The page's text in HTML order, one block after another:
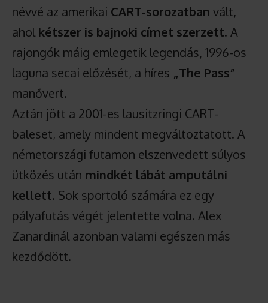
névvé az amerikai CART-sorozatban vált,
ahol kétszer is bajnoki címet szerzett. A
rajongók máig emlegetik legendás, 1996-os
laguna secai előzését, a híres „The Pass”
manővert.
Aztán jött a 2001-es lausitzringi CART-
baleset, amely mindent megváltoztatott. A
németországi futamon elszenvedett súlyos
ütközés után mindkét lábát amputálni
kellett. Sok sportoló számára ez egy
pályafutás végét jelentette volna. Alex
Zanardinál azonban valami egészen más
kezdődött.